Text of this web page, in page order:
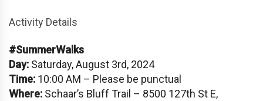
Activity Details
#SummerWalks
Day: Saturday, August 3rd, 2024
Time: 10:00 AM – Please be punctual
Where: Schaar’s Bluff Trail – 8500 127th St E,